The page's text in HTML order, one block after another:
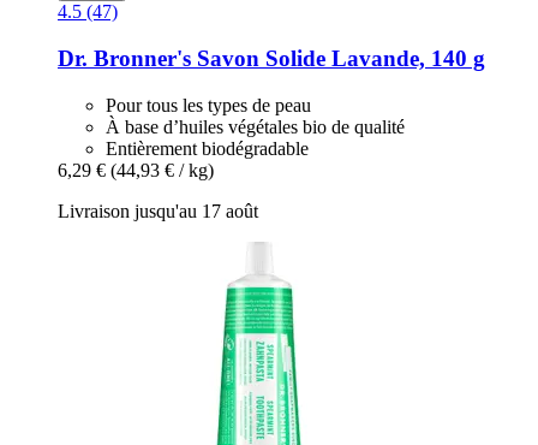
4.5 (47)
Dr. Bronner's Savon Solide Lavande, 140 g
Pour tous les types de peau
À base d’huiles végétales bio de qualité
Entièrement biodégradable
6,29 € (44,93 € / kg)
Livraison jusqu'au 17 août